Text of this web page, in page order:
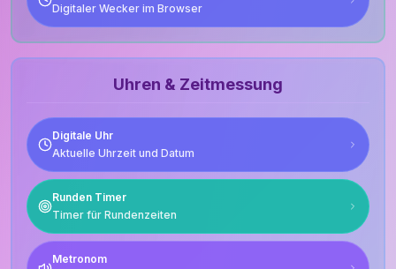
Digitaler Wecker im Browser
Uhren & Zeitmessung
Digitale Uhr
Aktuelle Uhrzeit und Datum
Runden Timer
Timer für Rundenzeiten
Metronom